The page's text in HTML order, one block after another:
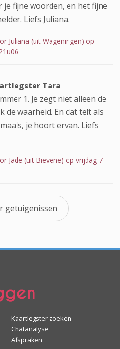
je fijne woorden, en het fijne
Liefs Juliana.
(uit Wageningen) op
Tara
1. Je zegt niet alleen de
de waarheid. En dat telt als
je hoort ervan. Liefs
(uit Bievene) op vrijdag 7
getuigenissen
Kaartlegster zoeken
Chatanalyse
Afspraken